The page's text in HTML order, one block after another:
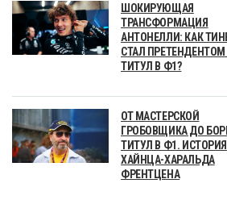
ШОКИРУЮЩАЯ
ТРАНСФОРМАЦИЯ
АНТОНЕЛЛИ: КАК
СТАЛ ПРЕТЕНДЕНТОМ
ТИТУЛ В Ф1?
ОТ МАСТЕРСКОЙ
ГРОБОВЩИКА ДО
ТИТУЛ В Ф1. ИСТОРИЯ
ХАЙНЦА-ХАРАЛЬДА
ФРЕНТЦЕНА